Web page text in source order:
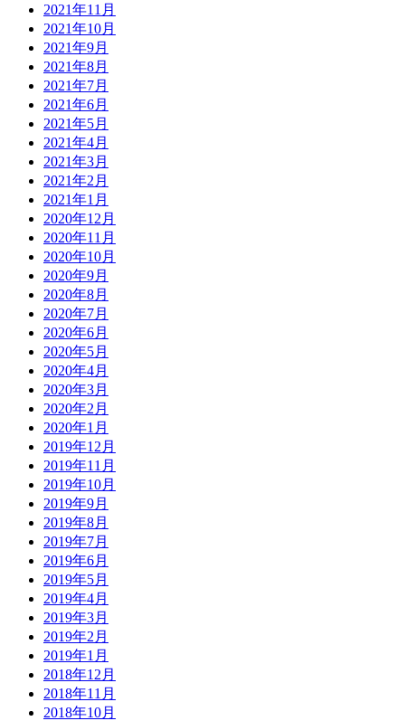
2021年11月
2021年10月
2021年9月
2021年8月
2021年7月
2021年6月
2021年5月
2021年4月
2021年3月
2021年2月
2021年1月
2020年12月
2020年11月
2020年10月
2020年9月
2020年8月
2020年7月
2020年6月
2020年5月
2020年4月
2020年3月
2020年2月
2020年1月
2019年12月
2019年11月
2019年10月
2019年9月
2019年8月
2019年7月
2019年6月
2019年5月
2019年4月
2019年3月
2019年2月
2019年1月
2018年12月
2018年11月
2018年10月